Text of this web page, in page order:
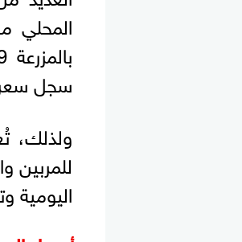
المحلي
سجل سعر الفراخ
ولذلك،
للمربين
اليومية